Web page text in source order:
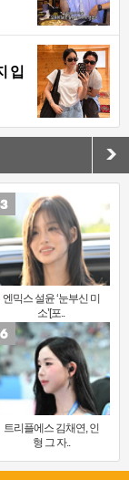
입
엔믹스 설윤 ‘눈부신 미
소’[포..
트리플에스 김채연, 인
형 그 자..